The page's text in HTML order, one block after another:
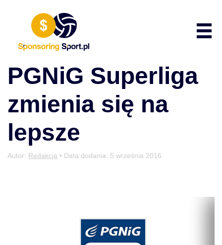
PGNiG Superliga
zmienia się na
lepsze
Autor: Redakcja • Data dodania: 5 września 2016